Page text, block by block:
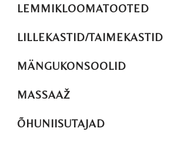
LEMMIKLOOMATOOTED
LILLEKASTID/TAIMEKASTID
MÄNGUKONSOOLID
MASSAAŽ
ÕHUNIISUTAJAD